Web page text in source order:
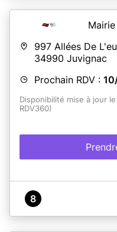
En
997 Allées De
34990 Juvignac
Prochain RDV :
Disponibilité mise à jour
RDV360)
8